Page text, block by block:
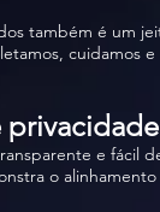
também é um
cuidamos
privacidade
e fácil
o